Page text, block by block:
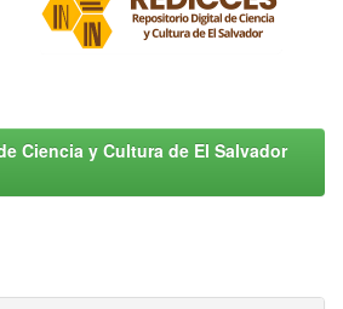
Ciencia y Cultura de El Salvador